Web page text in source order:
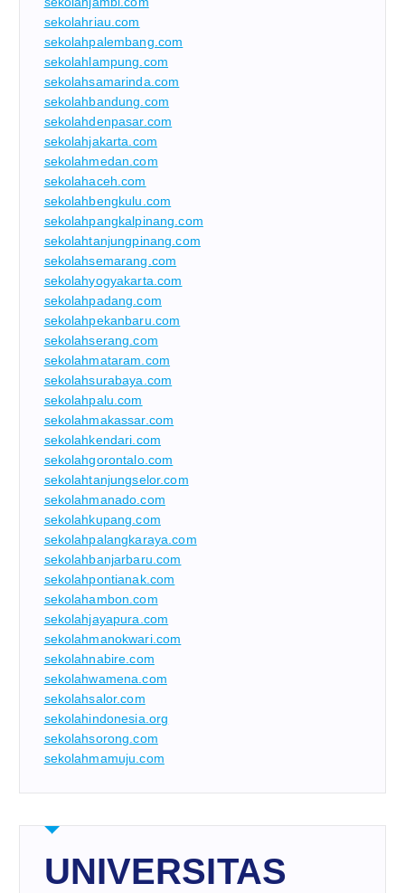
sekolahriau.com
sekolahpalembang.com
sekolahlampung.com
sekolahsamarinda.com
sekolahbandung.com
sekolahdenpasar.com
sekolahjakarta.com
sekolahmedan.com
sekolahaceh.com
sekolahbengkulu.com
sekolahpangkalpinang.com
sekolahtanjungpinang.com
sekolahsemarang.com
sekolahyogyakarta.com
sekolahpadang.com
sekolahpekanbaru.com
sekolahserang.com
sekolahmataram.com
sekolahsurabaya.com
sekolahpalu.com
sekolahmakassar.com
sekolahkendari.com
sekolahgorontalo.com
sekolahtanjungselor.com
sekolahmanado.com
sekolahkupang.com
sekolahpalangkaraya.com
sekolahbanjarbaru.com
sekolahpontianak.com
sekolahambon.com
sekolahjayapura.com
sekolahmanokwari.com
sekolahnabire.com
sekolahwamena.com
sekolahsalor.com
sekolahindonesia.org
sekolahsorong.com
sekolahmamuju.com
UNIVERSITAS